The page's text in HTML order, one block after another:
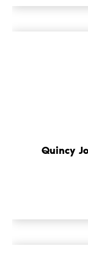
Quincy